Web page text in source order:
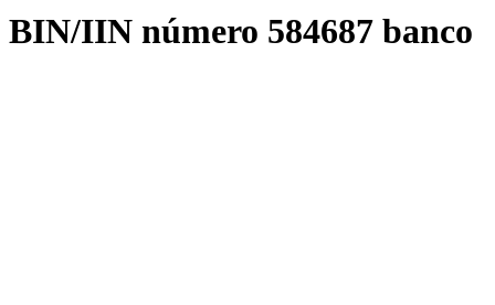
BIN/IIN número 584687 banco